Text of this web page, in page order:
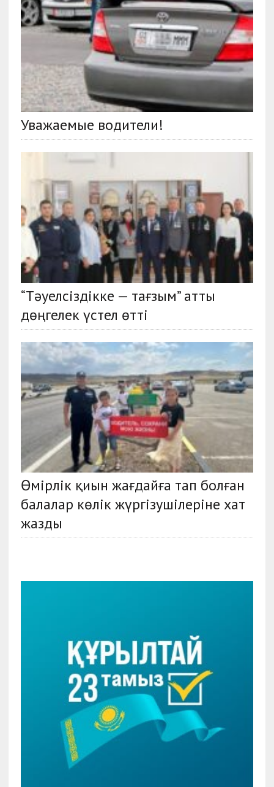
Уважаемые водители!
“Тәуелсіздікке — тағзым” атты
дөңгелек үстел өтті
Өмірлік қиын жағдайға тап болған
балалар көлік жүргізушілеріне хат
жазды